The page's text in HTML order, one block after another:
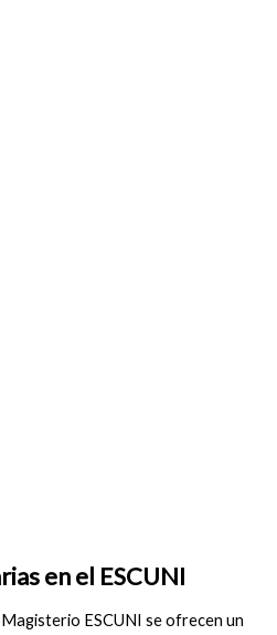
en el ESCUNI
ESCUNI se ofrecen un